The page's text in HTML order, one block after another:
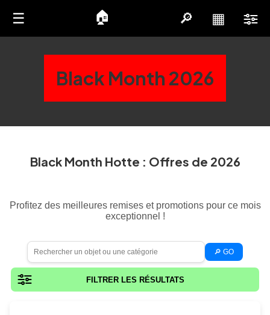
Black Month 2026
Black Month Hotte : Offres de 2026
Profitez des meilleures remises et promotions pour ce mois
exceptionnel !
🔎 GO
☰ 🏠 🔎 ▦
FILTRER LES RÉSULTATS